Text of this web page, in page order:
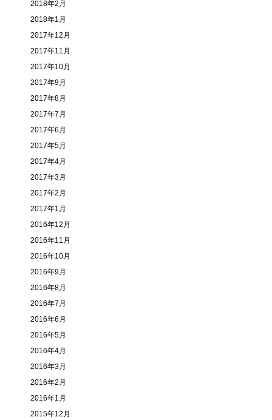
2018年2月
2018年1月
2017年12月
2017年11月
2017年10月
2017年9月
2017年8月
2017年7月
2017年6月
2017年5月
2017年4月
2017年3月
2017年2月
2017年1月
2016年12月
2016年11月
2016年10月
2016年9月
2016年8月
2016年7月
2016年6月
2016年5月
2016年4月
2016年3月
2016年2月
2016年1月
2015年12月